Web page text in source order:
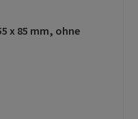
0 von 5 Sternen
x 85 mm, ohne